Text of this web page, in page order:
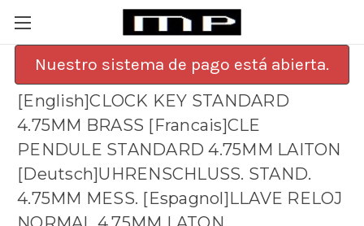
Nuestro sistema de pago está abierta.
[English]CLOCK KEY STANDARD
4.75MM BRASS [Francais]CLE
PENDULE STANDARD 4.75MM LAITON
[Deutsch]UHRENSCHLUSS. STAND.
4.75MM MESS. [Espagnol]LLAVE RELOJ